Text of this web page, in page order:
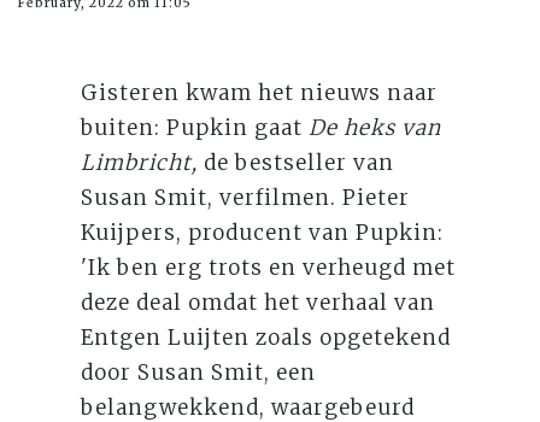
Gisteren kwam het nieuws naar
buiten: Pupkin gaatDe heks van
Limbricht, de bestseller van
Susan Smit, verfilmen. Pieter
Kuijpers, producent van Pupkin:
'Ik ben erg trots en verheugd met
deze deal omdat het verhaal van
Entgen Luijten zoals opgetekend
door Susan Smit, een
belangwekkend, waargebeurd